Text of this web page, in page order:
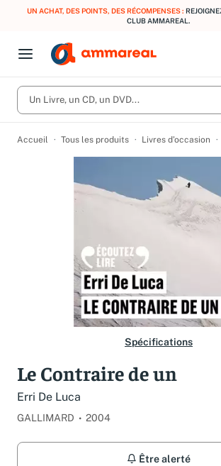
UN ACHAT, DES POINTS, DES RÉCOMPENSES :
CLUB AMMAREAL.
Open menu
Fermer le menu
CD d'occasion
Vinyles d'occasion
Nos engagements
Produits Catégories
Vous n'avez pas trouvé l'article que
Activez les notifications dans votre compte
qu'il est en stock.
Créer une alerte
Un Livre, un CD, un DVD...
Accueil Tous les produits Livres d’occasion
Spécifications
Le Contraire de un
Erri De Luca
GALLIMARD 2004
Être alerté